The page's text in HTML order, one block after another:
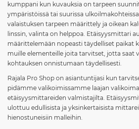
kumppani kun kuvauksia on tarpeen
ympäristöissä tai suurissa
valaistuksen tarpeen määrittely ja oikean
linssin, valinta on helppoa. Etäisyysmittari
määrittelemään nopeasti täydelliset paikat
muille elementeille joita tarvitset, jotta saat
kohtauksen onnistumaan täydellisesti.
Rajala Pro Shop on asiantuntijasi kun
pidämme valikoimissamme laajan
etäisyysmittareiden valmistajilta.
ulottuu edullisista ja yksinkertaisista
hienostuneisiin malleihin.